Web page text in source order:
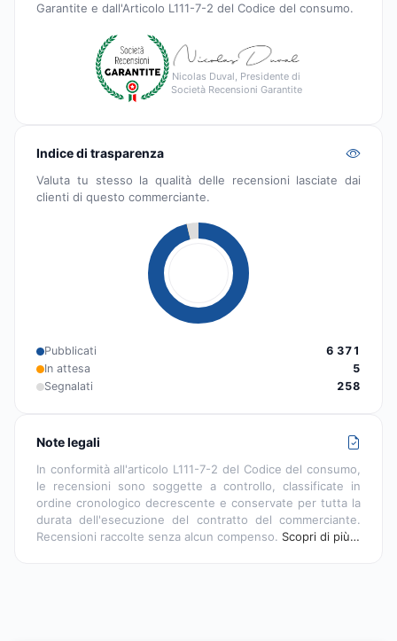
Garantite e dall'Articolo L111-7-2 del Codice del consumo.
Nicolas Duval, Presidente di
Società Recensioni Garantite
Indice di trasparenza
Valuta tu stesso la qualità delle recensioni lasciate dai
clienti di questo commerciante.
Pubblicati
6 371
In attesa
5
Segnalati
258
Note legali
In conformità all'articolo L111-7-2 del Codice del consumo,
le recensioni sono soggette a controllo, classificate in
ordine cronologico decrescente e conservate per tutta la
durata dell'esecuzione del contratto del commerciante.
Recensioni raccolte senza alcun compenso. Scopri di più…